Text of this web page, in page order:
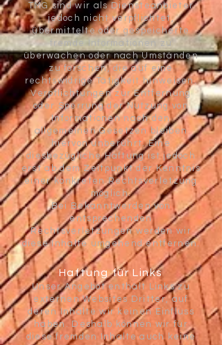
TMG sind wir als Diensteanbieter
jedoch nicht verpflichtet,
übermittelte oder gespeicherte
fremde Informationen zu
überwachen oder nach Umständen
zu forschen, die auf eine
rechtswidrige Tätigkeit hinweisen.
Verpflichtungen zur Entfernung
oder Sperrung der Nutzung von
Informationen nach den
allgemeinen Gesetzen bleiben
hiervon unberührt. Eine
diesbezügliche Haftung ist jedoch
erst ab dem Zeitpunkt der Kenntnis
einer konkreten Rechtsverletzung
möglich.
Bei Bekanntwerden von
entsprechenden
Rechtsverletzungen werden wir
diese Inhalte umgehend entfernen.
Haftung für Links
Unser Angebot enthält Links zu
externen Websites Dritter, auf
deren Inhalte wir keinen Einfluss
haben. Deshalb können wir für
diese fremden Inhalte auch keine